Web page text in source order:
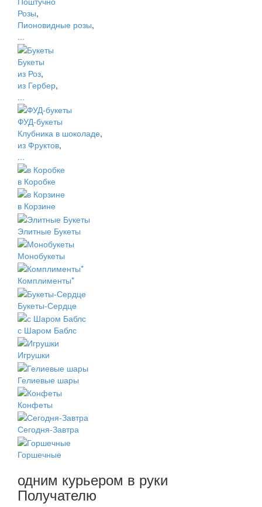
Розы,
Пионовидные розы,
...
Букеты
из Роз,
из Гербер,
...
ФУД-букеты
Клубника в шоколаде,
из Фруктов,
...
в Коробке
в Корзине
Элитные Букеты
Монобукеты
Комплименты*
Букеты-Сердце
с Шаром Баблс
Игрушки
Гелиевые шары
Конфеты
Сегодня-Завтра
Горшечные
одним курьером в руки
Получателю